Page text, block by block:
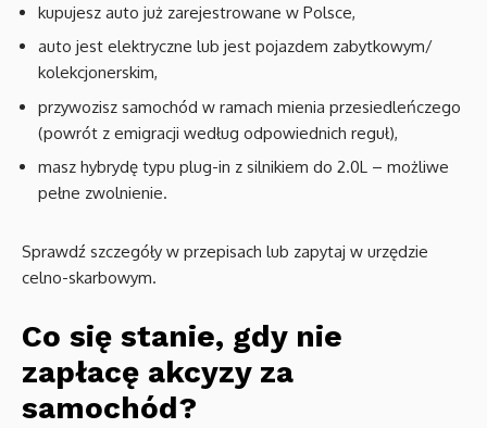
kupujesz auto już zarejestrowane w Polsce,
auto jest elektryczne lub jest pojazdem zabytkowym/
kolekcjonerskim,
przywozisz samochód w ramach mienia przesiedleńczego
(powrót z emigracji według odpowiednich reguł),
masz hybrydę typu plug-in z silnikiem do 2.0L – możliwe
pełne zwolnienie.
Sprawdź szczegóły w przepisach lub zapytaj w urzędzie
celno-skarbowym.
Co się stanie, gdy nie
zapłacę akcyzy za
samochód?